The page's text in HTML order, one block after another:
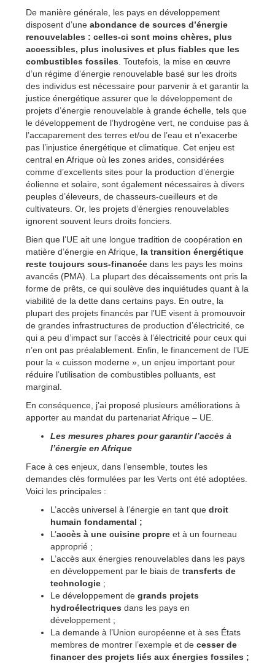
De manière générale, les pays en développement
disposent d’une abondance de sources d’énergie
renouvelables : celles-ci sont moins chères, plus
accessibles, plus inclusives et plus fiables que les
combustibles fossiles . Toutefois, la mise en œuvre
d’un régime d’énergie renouvelable basé sur les droits
des individus est nécessaire pour parvenir à et garantir la
justice énergétique assurer que le développement de
projets d’énergie renouvelable à grande échelle, tels que
le développement de l’hydrogène vert, ne conduise pas à
l’accaparement des terres et/ou de l’eau et n’exacerbe
pas l’injustice énergétique et climatique. Cet enjeu est
central en Afrique où les zones arides, considérées
comme d’excellents sites pour la production d’énergie
éolienne et solaire, sont également nécessaires à divers
peuples d’éleveurs, de chasseurs-cueilleurs et de
cultivateurs. Or, les projets d’énergies renouvelables
ignorent souvent leurs droits fonciers.
Bien que l’UE ait une longue tradition de coopération en
matière d’énergie en Afrique, la transition énergétique
reste toujours sous-financée dans les pays les moins
avancés (PMA). La plupart des décaissements ont pris la
forme de prêts, ce qui soulève des inquiétudes quant à la
viabilité de la dette dans certains pays. En outre, la
plupart des projets financés par l’UE visent à promouvoir
de grandes infrastructures de production d’électricité, ce
qui a peu d’impact sur l’accès à l’électricité pour ceux qui
n’en ont pas préalablement. Enfin, le financement de l’UE
pour la « cuisson moderne », un enjeu important pour
réduire l’utilisation de combustibles polluants, est
marginal.
En conséquence, j’ai proposé plusieurs améliorations à
apporter au mandat du partenariat Afrique – UE.
Les mesures phares pour garantir l’accès à
l’énergie en Afrique
Face à ces enjeux, dans l’ensemble, toutes les
demandes clés formulées par les Verts ont été adoptées.
Voici les principales :
L’accès universel à l’énergie en tant que droit
humain fondamental ;
L’accès à une cuisine propre et à un fourneau
approprié ;
L’accès aux énergies renouvelables dans les pays
en développement par le biais de transferts de
technologie ;
Le développement de grands projets
hydroélectriques dans les pays en
développement ;
La demande à l’Union européenne et à ses États
membres de montrer l’exemple et de cesser de
financer des projets liés aux énergies fossiles ;